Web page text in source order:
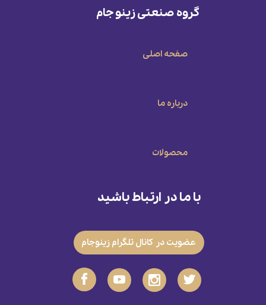
گروه صنعتی زینو جام
صفحه اصلی
درباره ما
محصولات
با ما در ارتباط باشید
عضویت در کانال تلگرام زینوجام